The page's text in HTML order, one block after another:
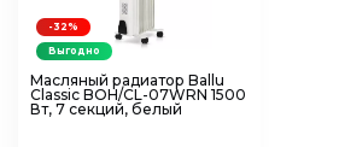
Масляный радиатор Ballu
Classic BOH/CL-07WRN 1500
Вт, 7 секций, белый
-32%
Выгодно